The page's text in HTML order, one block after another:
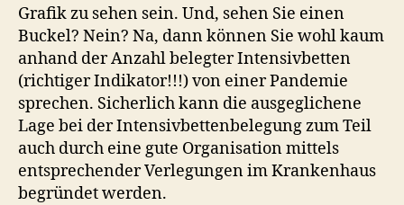
Grafik zu sehen sein. Und, sehen Sie einen
Buckel? Nein? Na, dann können Sie wohl kaum
anhand der Anzahl belegter Intensivbetten
(richtiger Indikator!!!) von einer Pandemie
sprechen. Sicherlich kann die ausgeglichene
Lage bei der Intensivbettenbelegung zum Teil
auch durch eine gute Organisation mittels
entsprechender Verlegungen im Krankenhaus
begründet werden.